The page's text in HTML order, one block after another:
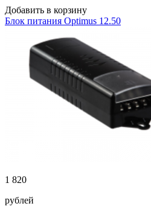
Добавить в корзину
Блок питания Optimus 12.50
1 820
рублей